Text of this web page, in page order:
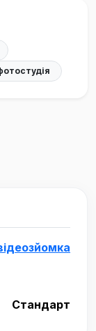
Стандарт